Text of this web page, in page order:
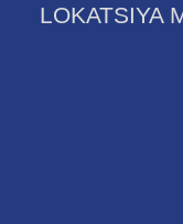
LOKATSIYA